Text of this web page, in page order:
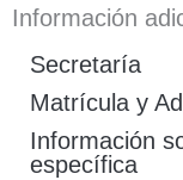
Información
Secretaría
Matrícula y
Información
específica